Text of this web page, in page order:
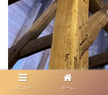
メニュー ホーム